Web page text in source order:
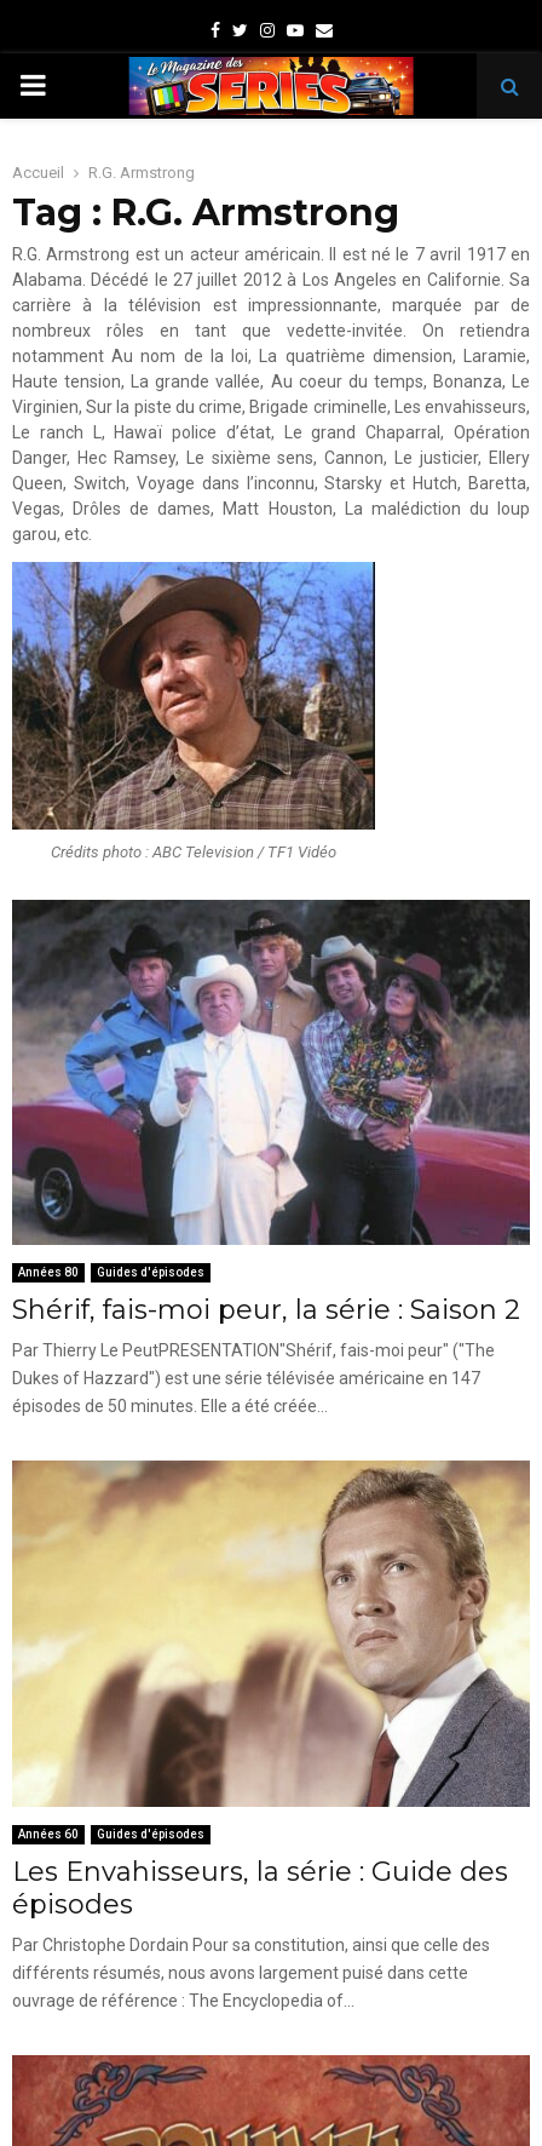
Facebook
TwitterInstagram
Youtube
Email
PRIMARY
Accueil R.G. Armstrong
Tag : R.G. Armstrong
R.G. Armstrong est un acteur américain. Il est né le 7 avril 1917 en
Alabama. Décédé le 27 juillet 2012 à Los Angeles en Californie. Sa
carrière à la télévision est impressionnante, marquée par de
nombreux rôles en tant que vedette-invitée. On retiendra
notamment Au nom de la loi, La quatrième dimension, Laramie,
Haute tension, La grande vallée, Au coeur du temps, Bonanza, Le
Virginien, Sur la piste du crime, Brigade criminelle, Les envahisseurs,
Le ranch L, Hawaï police d’état, Le grand Chaparral, Opération
Danger, Hec Ramsey, Le sixième sens, Cannon, Le justicier, Ellery
Queen, Switch, Voyage dans l’inconnu, Starsky et Hutch, Baretta,
Vegas, Drôles de dames, Matt Houston, La malédiction du loup
garou, etc.
Crédits photo : ABC Television / TF1 Vidéo
Années 80 Guides d'épisodes
Shérif, fais-moi peur, la série : Saison 2
Par Thierry Le PeutPRESENTATION"Shérif, fais-moi peur" ("The
Dukes of Hazzard") est une série télévisée américaine en 147
épisodes de 50 minutes. Elle a été créée...
Années 60 Guides d'épisodes
Les Envahisseurs, la série : Guide des
épisodes
Par Christophe Dordain Pour sa constitution, ainsi que celle des
différents résumés, nous avons largement puisé dans cette
ouvrage de référence : The Encyclopedia of...